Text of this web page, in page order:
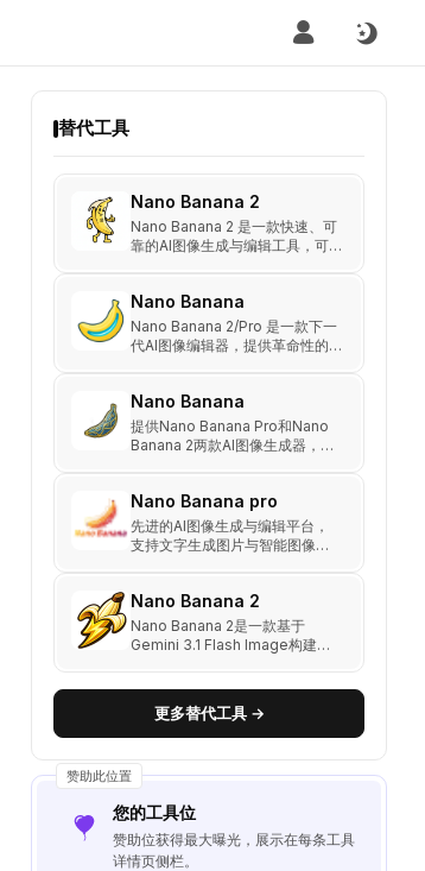
替代工具
Nano Banana 2
Nano Banana 2 是一款快速、可
靠的AI图像生成与编辑工具，可
Nano Banana
Nano Banana 2/Pro 是一款下一
代AI图像编辑器，提供革命性的
可在10-30秒内生成4K图像。
Nano Banana
提供Nano Banana Pro和Nano
Banana 2两款AI图像生成器，支
Nano Banana pro
先进的AI图像生成与编辑平台，
支持文字生成图片与智能图像编
Nano Banana 2
Nano Banana 2是一款基于
Gemini 3.1 Flash Image构建的
品质的视觉效果。
更多替代工具 →
赞助此位置
您的工具位
赞助位获得最大曝光，展示在每条工具
详情页侧栏。